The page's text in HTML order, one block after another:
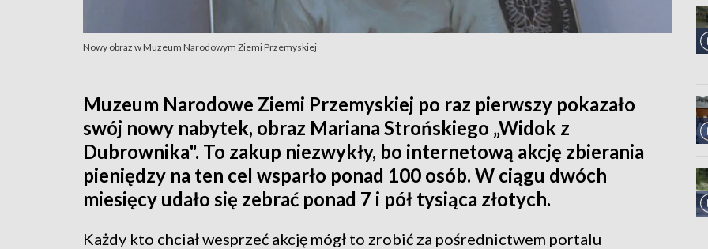
Nowy obraz w Muzeum Narodowym Ziemi Przemyskiej
Muzeum Narodowe Ziemi Przemyskiej po raz pierwszy pokazało
swój nowy nabytek, obraz Mariana Strońskiego „Widok z
Dubrownika". To zakup niezwykły, bo internetową akcję zbierania
pieniędzy na ten cel wsparło ponad 100 osób. W ciągu dwóch
miesięcy udało się zebrać ponad 7 i pół tysiąca złotych.
Każdy kto chciał wesprzeć akcję mógł to zrobić za pośrednictwem portalu